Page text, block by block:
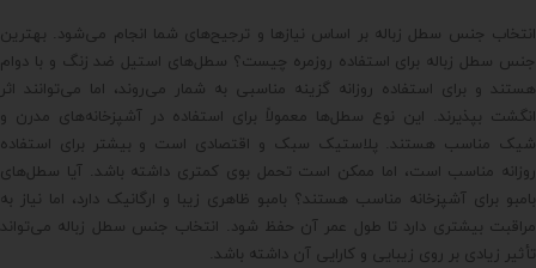
انتخاب جنس سطل زباله بر اساس نیازها و ترجیح‌های شما انجام می‌شود. بهترین
جنس سطل زباله برای استفاده روزمره چیست؟ سطل‌های استیل ضد زنگ و با دوام
هستند و برای استفاده روزانه گزینه مناسبی به شمار می‌روند، اما می‌توانند اثر
انگشت بپذیرند. این نوع سطل‌ها معمولاً برای استفاده در آشپزخانه‌های مدرن و
شیک مناسب هستند. پلاستیک سبک و اقتصادی است و بیشتر برای استفاده
روزانه مناسب است، اما ممکن است تحمل بوی کمتری داشته باشد. آیا سطل‌های
بامبو برای آشپزخانه مناسب هستند؟ بامبو ظاهری زیبا و ارگانیک دارد، اما نیاز به
مراقبت بیشتری دارد تا طول عمر آن حفظ شود. انتخاب جنس سطل زباله می‌تواند
تأثیر زیادی بر روی زیبایی و کارایی آن داشته باشد.